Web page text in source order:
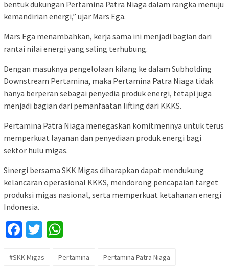
bentuk dukungan Pertamina Patra Niaga dalam rangka menuju
kemandirian energi,” ujar Mars Ega.
Mars Ega menambahkan, kerja sama ini menjadi bagian dari
rantai nilai energi yang saling terhubung.
Dengan masuknya pengelolaan kilang ke dalam Subholding
Downstream Pertamina, maka Pertamina Patra Niaga tidak
hanya berperan sebagai penyedia produk energi, tetapi juga
menjadi bagian dari pemanfaatan lifting dari KKKS.
Pertamina Patra Niaga menegaskan komitmennya untuk terus
memperkuat layanan dan penyediaan produk energi bagi
sektor hulu migas.
Sinergi bersama SKK Migas diharapkan dapat mendukung
kelancaran operasional KKKS, mendorong pencapaian target
produksi migas nasional, serta memperkuat ketahanan energi
Indonesia.
Facebook
Twitter
#SKK Migas Pertamina Pertamina Patra Niaga